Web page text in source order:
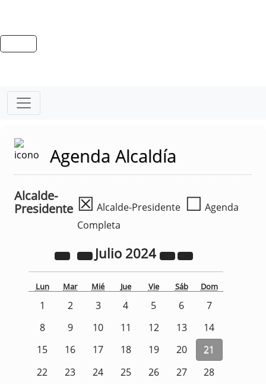
Agenda Alcaldía
Alcalde-
Presidente ☒ Alcalde-Presidente ☐ Agenda
Completa
Julio 2024
Lun Mar Mié Jue Vie Sáb Dom
1 2 3 4 5 6
7
8
9 10 11 12 13
14
15
16 17 18 19 20
21
22
23 24 25 26 27
28